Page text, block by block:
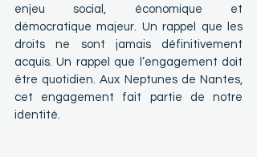
enjeu social, économique et
démocratique majeur. Un rappel que les
droits ne sont jamais définitivement
acquis. Un rappel que l’engagement doit
être quotidien. Aux Neptunes de Nantes,
cet engagement fait partie de notre
identité.